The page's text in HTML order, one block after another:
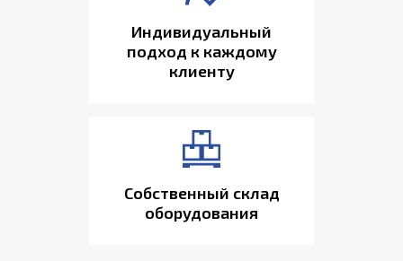
Индивидуальный
подход к каждому
клиенту
Собственный склад
оборудования